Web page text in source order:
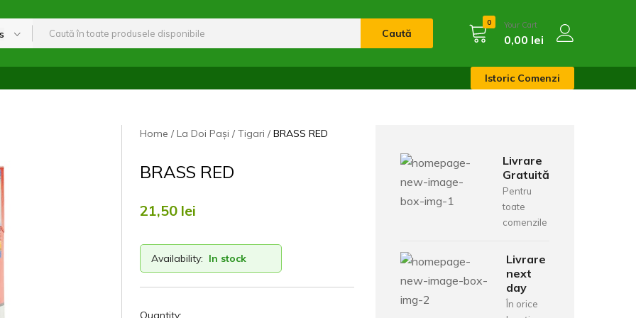
Caută
0 Your Cart
0,00 lei
Istoric Comenzi
Home La Doi Pași Tigari BRASS RED
BRASS RED
21,50 lei
Availability: In stock
Quantity:
Livrare
Gratuită
Pentru
toate
comenzile
Livrare
next
day
În orice